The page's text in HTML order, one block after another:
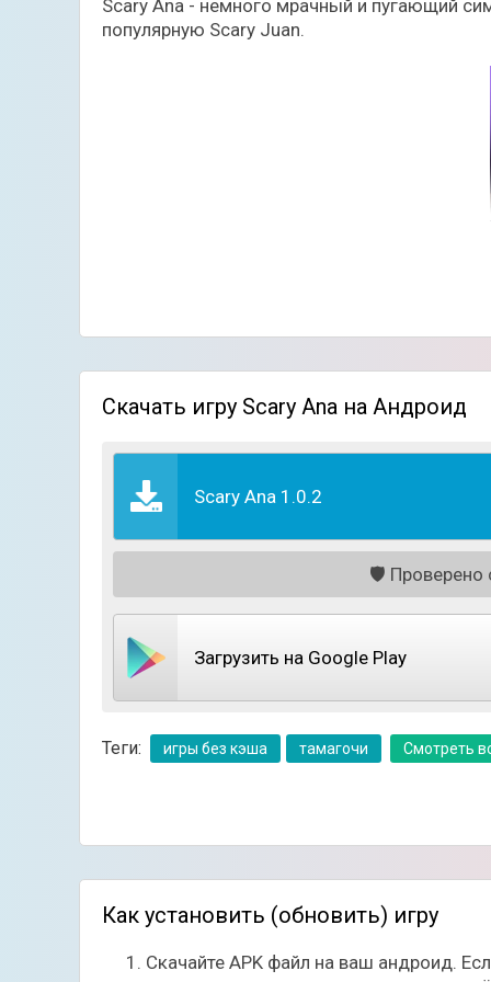
Scary Ana - немного мрачный и пугающий
популярную Scary Juan.
На этот раз главной героиней игры
Вы сможете принимать участие в ее
Нужно как можно осторожнее подходить к
придумывать забавные ответы и тем
Скачать игру Scary Ana на Андроид
Scary Ana 1.0.2
🛡️ Проверено
Загрузить на Google Play
Теги: игры без кэша тамагочи Смотреть
Как установить (обновить) игру
Скачайте APK файл на ваш андроид.